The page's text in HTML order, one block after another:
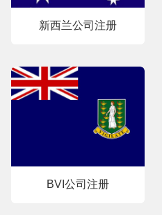
新西兰公司注册
BVI公司注册